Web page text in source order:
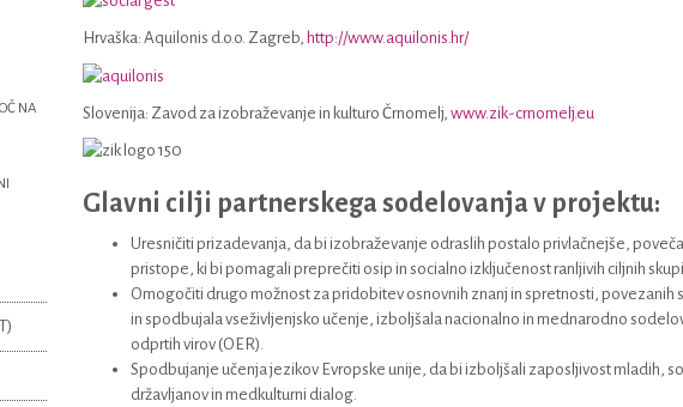
Hrvaška: Aquilonis d.o.o. Zagreb, http://www.aquilonis.hr/
Slovenija: Zavod za izobraževanje in kulturo Črnomelj, www.zik-crnomelj.eu
Glavni cilji partnerskega sodelovanja v projektu:
Uresničiti prizadevanja, da bi izobraževanje odraslih postalo privlačnejše,
pristope, ki bi pomagali preprečiti osip in socialno izključenost ranljivih ciljnih
Omogočiti drugo možnost za pridobitev osnovnih znanj in spretnosti, povezanih
in spodbujala vseživljenjsko učenje, izboljšala nacionalno in mednarodno
odprtih virov (OER).
Spodbujanje učenja jezikov Evropske unije, da bi izboljšali zaposljivost mladih,
državljanov in medkulturni dialog.
NA